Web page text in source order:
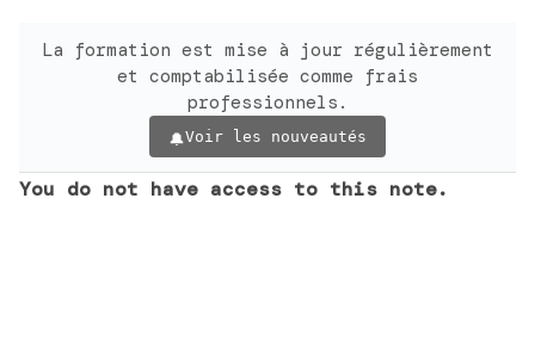
La formation est mise à jour régulièrement
et comptabilisée comme frais
professionnels.
Voir les nouveautés
You do not have access to this note.